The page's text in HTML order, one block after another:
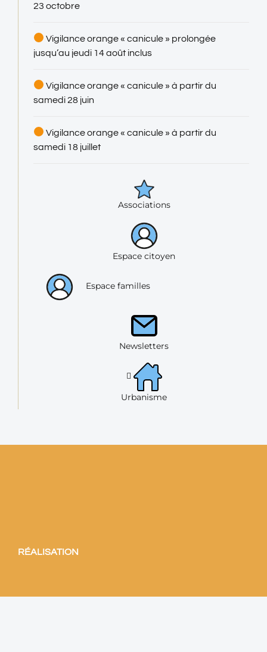
23 octobre
Vigilance orange « canicule » prolongée
jusqu’au jeudi 14 août inclus
Vigilance orange « canicule » à partir du
samedi 28 juin
Vigilance orange « canicule » à partir du
samedi 18 juillet
Associations
Espace citoyen
Espace familles
Newsletters
Urbanisme
RÉALISATION